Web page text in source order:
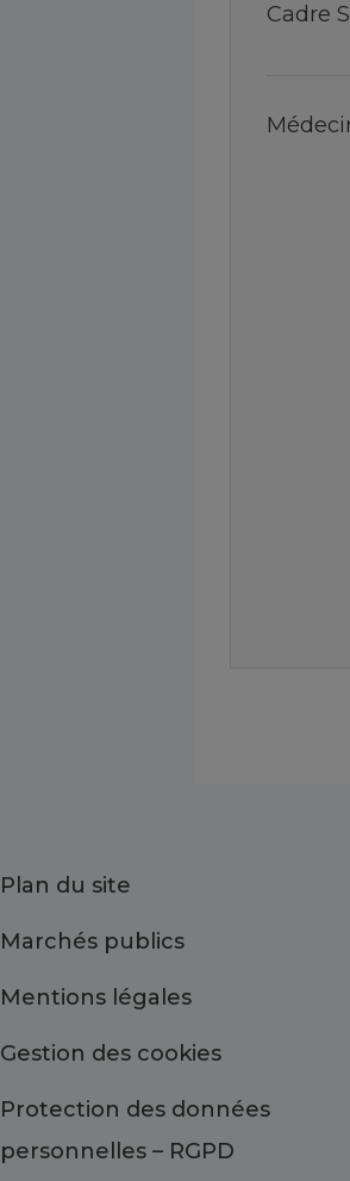
Cadre
Plan du site
Marchés publics
Mentions légales
Gestion des cookies
Protection des données
personnelles – RGPD